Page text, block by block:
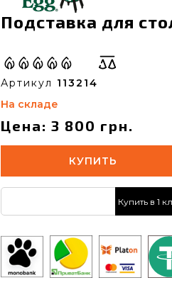
Подставка для
Артикул 113214
На складе
Цена: 3 800 грн.
КУПИТЬ
Купить в 1